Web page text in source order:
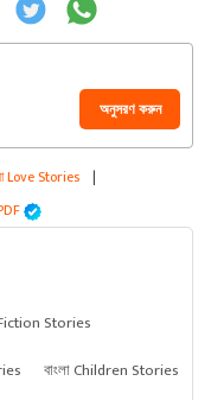
অনুসরণ করুন
Love Stories |
Fiction Stories
বাংলা Children Stories